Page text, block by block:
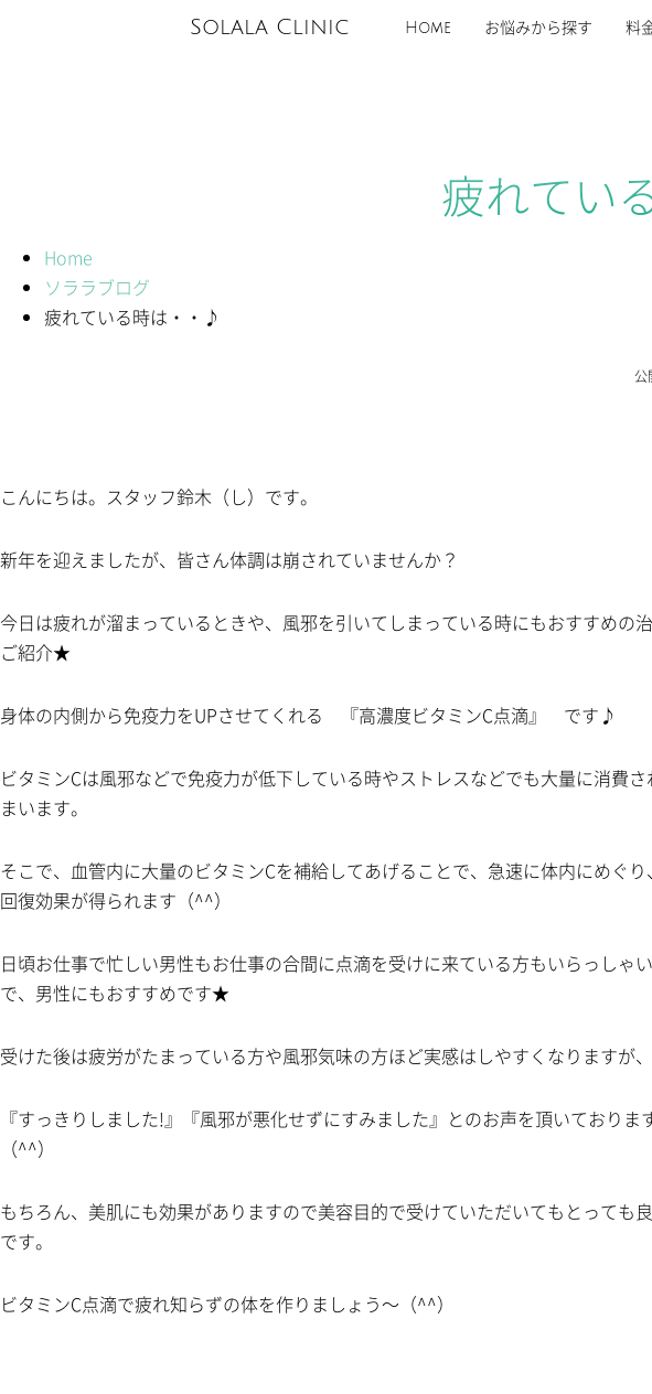
Solala Clinic Home お悩みから探す 料
Home
ソララブログ
疲れている時は・・♪
疲れてい
公
こんにちは。スタッフ鈴木（し）です。
新年を迎えましたが、皆さん体調は崩されていませんか？
今日は疲れが溜まっているときや、風邪を引いてしまっている時にもおすすめの
ご紹介★
身体の内側から免疫力をUPさせてくれる 『高濃度ビタミンC点滴』 です♪
ビタミンCは風邪などで免疫力が低下している時やストレスなどでも大量に消費さ
まいます。
そこで、血管内に大量のビタミンCを補給してあげることで、急速に体内にめぐり
回復効果が得られます（^^）
日頃お仕事で忙しい男性もお仕事の合間に点滴を受けに来ている方もいらっしゃ
で、男性にもおすすめです★
受けた後は疲労がたまっている方や風邪気味の方ほど実感はしやすくなりますが、
『すっきりしました!』『風邪が悪化せずにすみました』とのお声を頂いておりま
（^^）
もちろん、美肌にも効果がありますので美容目的で受けていただいてもとっても
です。
ビタミンC点滴で疲れ知らずの体を作りましょう～（^^）